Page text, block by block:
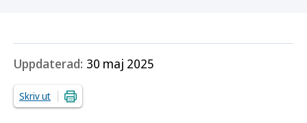
Uppdaterad: 30 maj 2025
Skriv ut